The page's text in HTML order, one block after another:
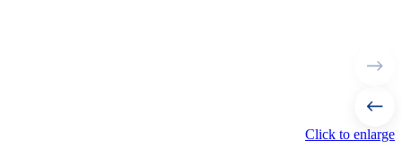
Click to enlarge